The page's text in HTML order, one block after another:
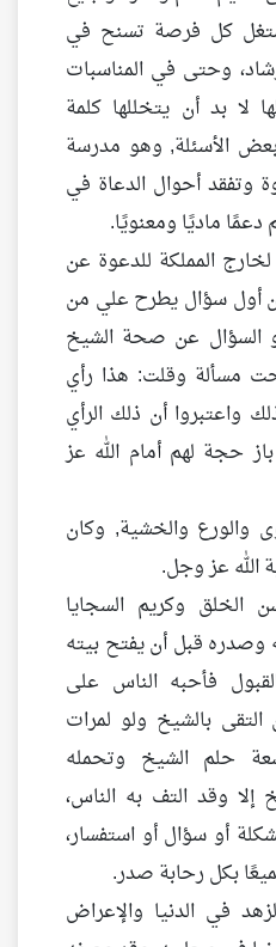
كل فرصة تسنح في
وحتى في المناسبات
لا بد أن يتخللها كلمة
الأسئلة, وهو مدرسة
أحوال الدعاة في
دعمًا ماديًا ومعنويًا.
المملكة للدعوة عن
أول سؤال يطرح علي من
السؤال عن صحة الشيخ
مسألة وقلت: هذا رأي
واعتبروا أن ذلك الرأي
حجة لهم أمام الله عز
والورع والخشية, وكان
الله عز وجل.
وكريم السجايا
قبل أن يفتح بيته
فأحبه الناس على
بالشيخ ولو لمرات
حلم الشيخ وتحمله
إلا وقد التف به الناس،
أو سؤال أو استفسار،
بكل رحابة صدر.
في الدنيا والإعراض